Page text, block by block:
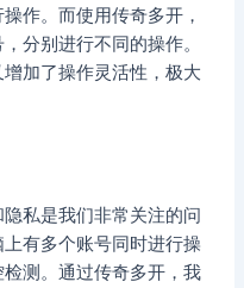
作。而使用传奇多开，
分别进行不同的操作。
加了操作灵活性，极大
私是我们非常关注的问
有多个账号同时进行操
测。通过传奇多开，我